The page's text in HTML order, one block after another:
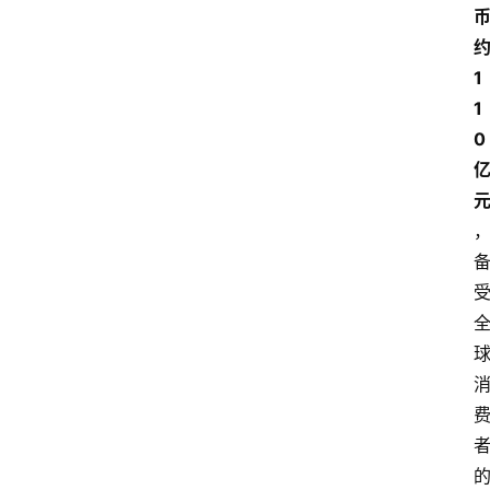
币
约
1
1
0
亿
元
，
备
受
全
球
消
费
者
的